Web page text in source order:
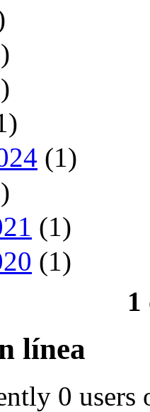
(1)
(1)
(1)
1
línea
0 users